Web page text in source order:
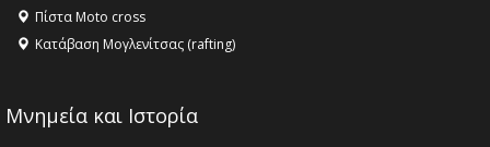
Πίστα Moto cross
Κατάβαση Μογλενίτσας (rafting)
Μνημεία και Ιστορία